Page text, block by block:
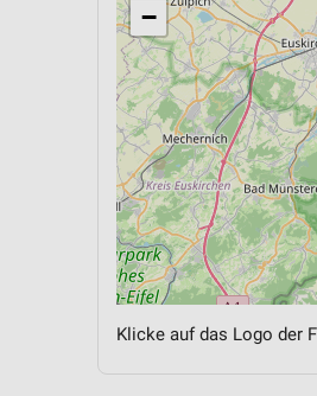
−
Klicke auf das Logo der